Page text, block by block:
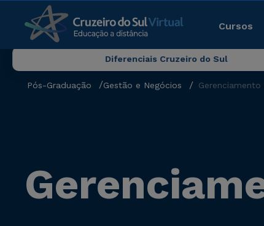
Cursos
Diferenciais Cruzeiro do Sul
Pós-Graduação Gestão e Negócios